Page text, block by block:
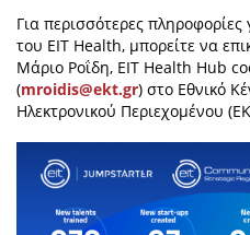
Για περισσότερες
του EIT Health, μπορείτε να
Μάριο Ροΐδη, EIT Health Hub
(mroidis@ekt.gr) στο Εθνικό
Ηλεκτρονικού Περιεχομένου